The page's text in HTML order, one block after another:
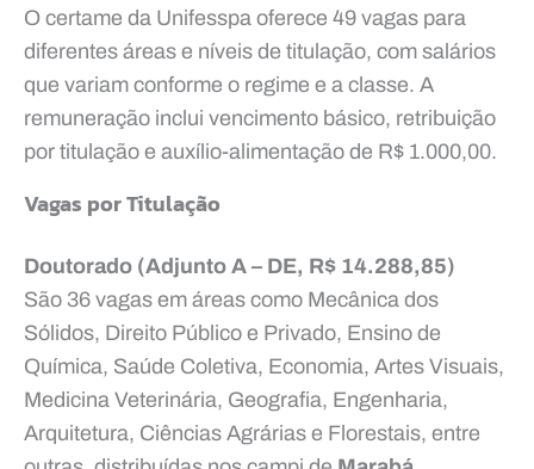
O certame da Unifesspa oferece 49 vagas para
diferentes áreas e níveis de titulação, com salários
que variam conforme o regime e a classe. A
remuneração inclui vencimento básico, retribuição
por titulação e auxílio-alimentação de R$ 1.000,00.
Vagas por Titulação
Doutorado (Adjunto A – DE, R$ 14.288,85)
São 36 vagas em áreas como Mecânica dos
Sólidos, Direito Público e Privado, Ensino de
Química, Saúde Coletiva, Economia, Artes Visuais,
Medicina Veterinária, Geografia, Engenharia,
Arquitetura, Ciências Agrárias e Florestais, entre